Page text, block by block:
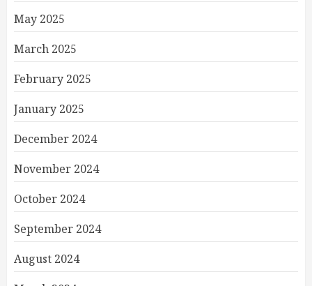
May 2025
March 2025
February 2025
January 2025
December 2024
November 2024
October 2024
September 2024
August 2024